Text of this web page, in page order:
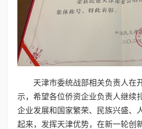
天津市委统战部相关负责人在
示，希望各位侨资企业负责人继续
企业发展和国家繁荣、民族兴盛、
起来，发挥天津优势，在新一轮创